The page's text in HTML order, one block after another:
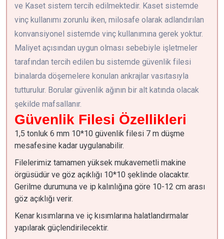
ve Kaset sistem tercih edilmektedir. Kaset sistemde
vinç kullanımı zorunlu iken, milosafe olarak adlandırılan
konvansiyonel sistemde vinç kullanımına gerek yoktur.
Maliyet açısından uygun olması sebebiyle işletmeler
tarafından tercih edilen bu sistemde güvenlik filesi
binalarda döşemelere konulan ankrajlar vasıtasıyla
tutturulur. Borular güvenlik ağının bir alt katında olacak
şekilde mafsallanır.
Güvenlik Filesi Özellikleri
1,5 tonluk 6 mm 10*10 güvenlik filesi 7 m düşme
mesafesine kadar uygulanabilir.
Filelerimiz tamamen yüksek mukavemetli makine
örgüsüdür ve göz açıklığı 10*10 şeklinde olacaktır.
Gerilme durumuna ve ip kalınlığına göre 10-12 cm arası
göz açıklığı verir.
Kenar kısımlarına ve iç kısımlarına halatlandırmalar
yapılarak güçlendirilecektir.